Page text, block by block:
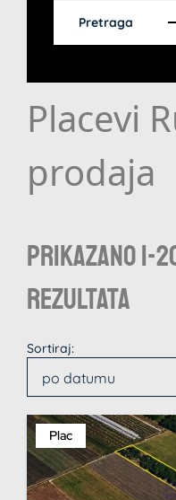
Pretraga
Placevi
prodaja
Prikazano 1-
rezultata
Sortiraj:
po datumu
Plac